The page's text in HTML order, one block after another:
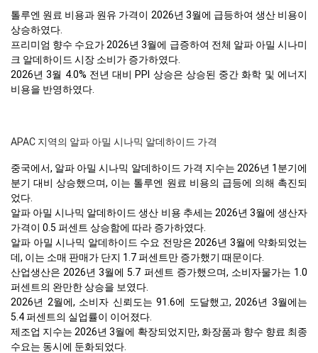
톨루엔 원료 비용과 원유 가격이 2026년 3월에 급등하여 생산 비용이
상승하였다.
프리미엄 향수 수요가 2026년 3월에 급증하여 전체 알파 아밀 시나미
크 알데하이드 시장 소비가 증가하였다.
2026년 3월 4.0% 전년 대비 PPI 상승은 상승된 중간 화학 및 에너지
비용을 반영하였다.
APAC 지역의 알파 아밀 시나믹 알데하이드 가격
중국에서, 알파 아밀 시나믹 알데하이드 가격 지수는 2026년 1분기에
분기 대비 상승했으며, 이는 톨루엔 원료 비용의 급등에 의해 촉진되
었다.
알파 아밀 시나믹 알데하이드 생산 비용 추세는 2026년 3월에 생산자
가격이 0.5 퍼센트 상승함에 따라 증가하였다.
알파 아밀 시나믹 알데하이드 수요 전망은 2026년 3월에 약화되었는
데, 이는 소매 판매가 단지 1.7 퍼센트만 증가했기 때문이다.
산업생산은 2026년 3월에 5.7 퍼센트 증가했으며, 소비자물가는 1.0
퍼센트의 완만한 상승을 보였다.
2026년 2월에, 소비자 신뢰도는 91.6에 도달했고, 2026년 3월에는
5.4 퍼센트의 실업률이 이어졌다.
제조업 지수는 2026년 3월에 확장되었지만, 화장품과 향수 향료 최종
수요는 동시에 둔화되었다.